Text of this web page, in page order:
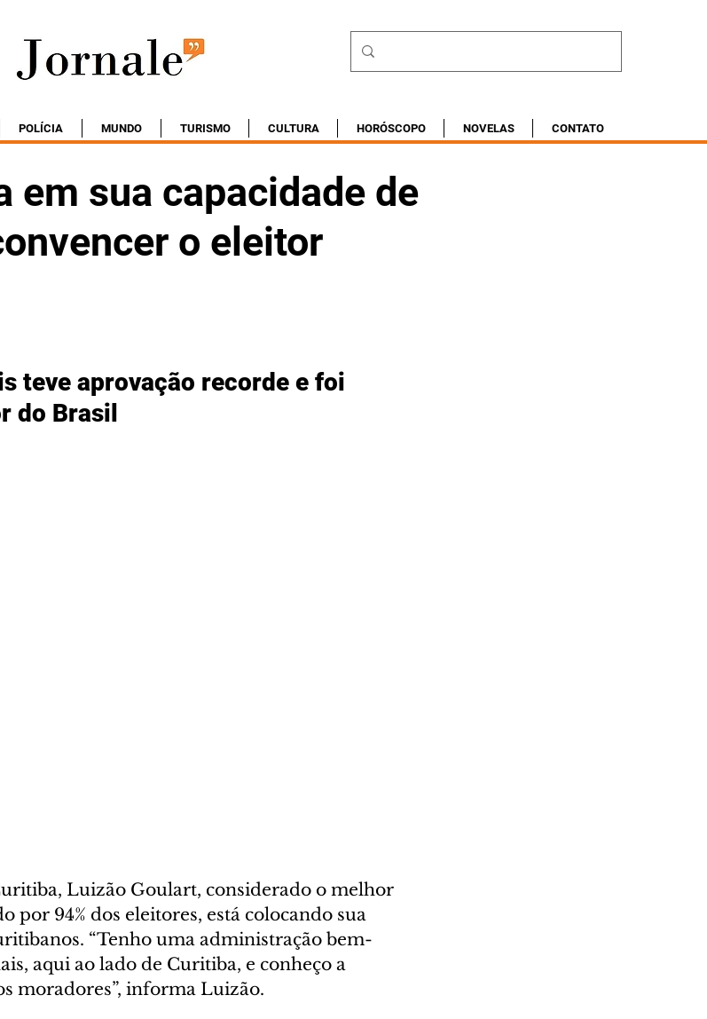
POLÍCIA MUNDO TURISMO CULTURA HORÓSCOPO NOVELAS CONTATO
em sua capacidade de
o eleitor
teve aprovação recorde e foi
do Brasil
Luizão Goulart, considerado o melhor
por 94% dos eleitores, está colocando sua
“Tenho uma administração bem-
aqui ao lado de Curitiba, e conheço a
moradores”, informa Luizão.